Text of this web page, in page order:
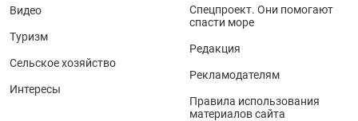
Видео
Туризм
Сельское хозяйство
Интересы
Спецпроект. Они помогают
спасти море
Редакция
Рекламодателям
Правила использования
материалов сайта